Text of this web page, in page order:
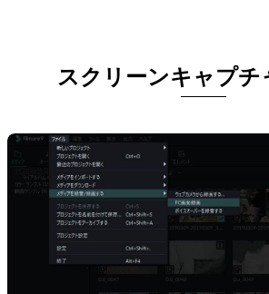
スクリーンキャプチ